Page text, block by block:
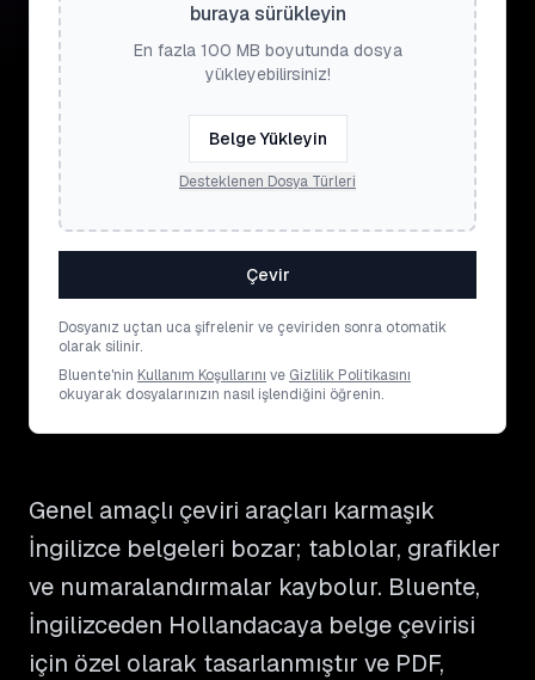
buraya sürükleyin
En fazla 100 MB boyutunda dosya
yükleyebilirsiniz!
Belge Yükleyin
Desteklenen Dosya Türleri
Çevir
Dosyanız uçtan uca şifrelenir ve çeviriden sonra otomatik
olarak silinir.
Bluente'nin Kullanım Koşullarını ve Gizlilik Politikasını
okuyarak dosyalarınızın nasıl işlendiğini öğrenin.
Genel amaçlı çeviri araçları karmaşık
İngilizce belgeleri bozar; tablolar, grafikler
ve numaralandırmalar kaybolur. Bluente,
İngilizceden Hollandacaya belge çevirisi
için özel olarak tasarlanmıştır ve PDF,